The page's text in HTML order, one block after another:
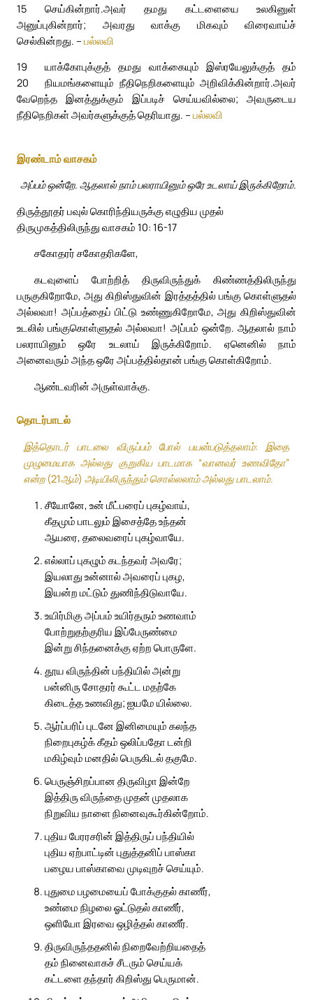
செய்கின்றார்.
15
அவர் தமது கட்டளையை உலகினுள்
அனுப்புகின்றார்; அவரது வாக்கு மிகவும் விரைவாய்ச்
செல்கின்றது. – பல்லவி
19
யாக்கோபுக்குத் தமது வாக்கையும் இஸ்ரயேலுக்குத் தம்
நியமங்களையும் நீதிநெறிகளையும் அறிவிக்கின்றார்.
20
அவர்
வேறெந்த இனத்துக்கும் இப்படிச் செய்யவில்லை; அவருடைய
நீதிநெறிகள் அவர்களுக்குத் தெரியாது. – பல்லவி
இரண்டாம் வாசகம்
அப்பம் ஒன்றே. ஆதலால் நாம் பலராயினும் ஒரே உடலாய் இருக்கிறோம்.
திருத்தூதர் பவுல் கொரிந்தியருக்கு எழுதிய முதல்
திருமுகத்திலிருந்து வாசகம் 10: 16-17
சகோதரர் சகோதரிகளே,
கடவுளைப் போற்றித் திருவிருந்துக் கிண்ணத்திலிருந்து
பருகுகிறோமே, அது கிறிஸ்துவின் இரத்தத்தில் பங்கு கொள்ளுதல்
அல்லவா! அப்பத்தைப் பிட்டு உண்ணுகிறோமே, அது கிறிஸ்துவின்
உடலில் பங்குகொள்ளுதல் அல்லவா! அப்பம் ஒன்றே. ஆதலால் நாம்
பலராயினும் ஒரே உடலாய் இருக்கிறோம். ஏனெனில் நாம்
அனைவரும் அந்த ஒரே அப்பத்தில்தான் பங்கு கொள்கிறோம்.
ஆண்டவரின் அருள்வாக்கு.
தொடர்பாடல்
இத்தொடர் பாடலை விருப்பம் போல் பயன்படுத்தலாம்: இதை
முழுமையாக அல்லது குறுகிய பாடமாக “வானவர் உணவிதோ”
என்ற (21ஆம்) அடியிலிருந்தும் சொல்லலாம் அல்லது பாடலாம்.
சீயோனே, உன் மீட்பரைப் புகழ்வாய்,
கீதமும் பாடலும் இசைத்தே உந்தன்
ஆயரை, தலைவரைப் புகழ்வாயே.
எல்லாப் புகழும் கடந்தவர் அவரே;
இயலாது உன்னால் அவரைப் புகழ,
இயன்ற மட்டும் துணிந்திடுவாயே.
உயிர்மிகு அப்பம் உயிர்தரும் உணவாம்
போற்றுதற்குரிய இப்பேருண்மை
இன்று சிந்தனைக்கு ஏற்ற பொருளே.
தூய விருந்தின் பந்தியில் அன்று
பன்னிரு சோதரர் கூட்ட மதற்கே
கிடைத்த உணவிது; ஐயமே யில்லை.
ஆர்ப்பரிப் புடனே இனிமையும் கலந்த
நிறைபுகழ்க் கீதம் ஒலிப்பதோ டன்றி
மகிழ்வும் மனதில் பெருகிடல் தகுமே.
பெருஞ்சிறப்பான திருவிழா இன்றே
இத்திரு விருந்தை முதன் முதலாக
நிறுவிய நாளை நினைவுகூர்கின்றோம்.
புதிய பேரரசரின் இத்திருப் பந்தியில்
புதிய ஏற்பாட்டின் புதுத்தனிப் பாஸ்கா
பழைய பாஸ்காவை முடிவுறச் செய்யும்.
புதுமை பழமையைப் போக்குதல் காணீர்,
உண்மை நிழலை ஓட்டுதல் காணீர்,
ஒளியோ இரவை ஒழித்தல் காணீர்.
திருவிருந்ததனில் நிறைவேற்றியதைத்
தம் நினைவாகச் சீடரும் செய்யக்
கட்டளை தந்தார் கிறிஸ்து பெருமான்.